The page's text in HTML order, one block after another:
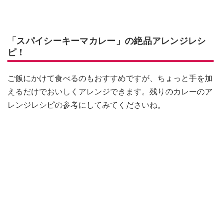
「スパイシーキーマカレー」の絶品アレンジレシ
ピ！
ご飯にかけて食べるのもおすすめですが、ちょっと手を加
えるだけでおいしくアレンジできます。残りのカレーのア
レンジレシピの参考にしてみてくださいね。